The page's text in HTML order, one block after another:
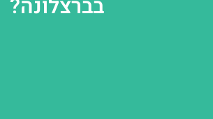
בברצלונה?